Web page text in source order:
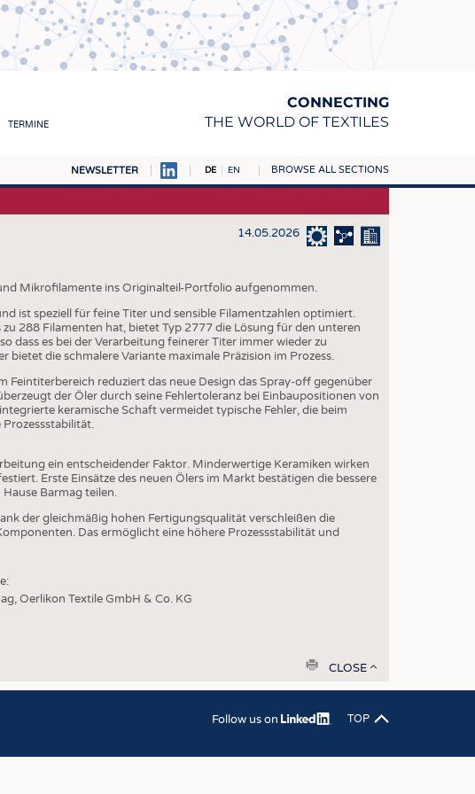
CONNECTING
THE WORLD OF TEXTILES
TERMINE
NEWSLETTER DE EN BROWSE ALL SECTIONS
GARNE
GEWEBE
GESTRICKE & GEWIRKE
COMPOSITES
VEREDLUNG
TEXTILMASCHINENBAU
SENSORIK
RECYCLING
TECHNISCHE TEXTILIEN
HAUS- UND HEIMTEXTILIEN
14.05.2026
Mikrofilamente ins Originalteil-Portfolio aufgenommen.
ist speziell für feine Titer und sensible Filamentzahlen optimiert.
288 Filamenten hat, bietet Typ 2777 die Lösung für den unteren
dass es bei der Verarbeitung feinerer Titer immer wieder zu
die schmalere Variante maximale Präzision im Prozess.
reduziert das neue Design das Spray-off gegenüber
der Öler durch seine Fehlertoleranz bei Einbaupositionen von
keramische Schaft vermeidet typische Fehler, die beim
ein entscheidender Faktor. Minderwertige Keramiken wirken
Erste Einsätze des neuen Ölers im Markt bestätigen die bessere
Barmag teilen.
der gleichmäßig hohen Fertigungsqualität verschleißen die
Das ermöglicht eine höhere Prozessstabilität und
Oerlikon Textile GmbH & Co. KG
print
CLOSE
TOP
Follow us on